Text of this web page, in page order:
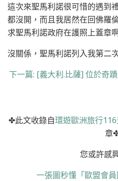
這次來聖馬利諾很可惜的遇到
都沒開，而且我居然在回佛羅
求聖馬利諾政府在護照上蓋章
沒關係，聖馬利諾列入我第二
下一篇: [義大利.比薩] 位於奇
✤此文收錄自環遊歐洲旅行
章
您或許
一張圖秒懂「歐盟會員